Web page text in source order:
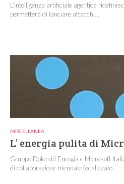
L’intelligenza artificiale agentica
permetterà di lanciare attacchi...
MISCELLANEA
L’ energia pulita di
Gruppo Dolomiti Energia e Microsoft
di collaborazione triennale focalizzato...